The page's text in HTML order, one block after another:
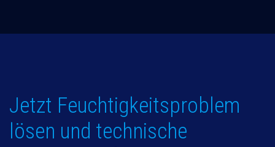
Jetzt Feuchtigkeitsproblem
lösen und technische